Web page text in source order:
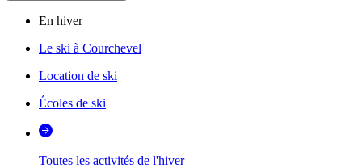
En hiver
Le ski à Courchevel
Location de ski
Écoles de ski
Toutes les activités de l'hiver